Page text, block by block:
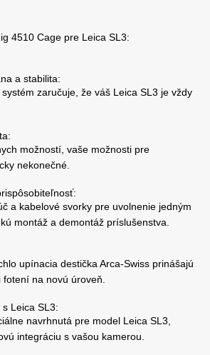
4510 Cage pre Leica SL3:
a stabilita:
zaručuje, že váš Leica SL3 je vždy
možností, vaše možnosti pre
nekonečné.
a kabelové svorky pre uvolnenie jedným
montáž a demontáž príslušenstva.
upínacia destička Arca-Swiss prinášajú
fotení na novú úroveň.
Leica SL3:
navrhnutá pre model Leica SL3,
integráciu s vašou kamerou.